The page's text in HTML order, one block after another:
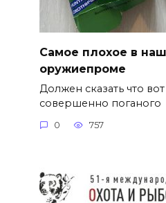
Самое плохое в
оружиепроме
Должен сказать что вот
совершенно поганого
0 757